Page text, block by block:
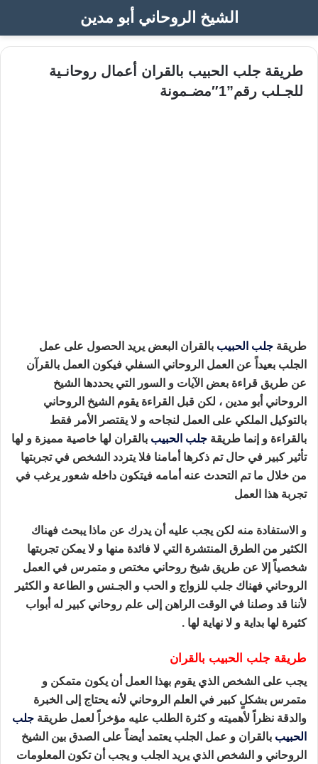
الشيخ الروحاني أبو مدين
طريقة جلب الحبيب بالقران أعمال روحانـية
للجـلب رقم”1″مضـمونة
طريقة جلب الحبيب بالقران البعض يريد الحصول على عمل
الجلب بعيداً عن العمل الروحاني السفلي فيكون العمل بالقرآن
عن طريق قراءة بعض الآيات و السور التي يحددها الشيخ
الروحاني أبو مدين ، لكن قبل القراءة يقوم الشيخ الروحاني
بالتوكيل الملكي على العمل لنجاحه و لا يقتصر الأمر فقط
بالقراءة و إنما طريقة جلب الحبيب بالقران لها خاصية مميزة و لها
تأثير كبير في حال تم ذكرها أمامنا فلا يتردد الشخص في تجربتها
من خلال ما تم التحدث عنه أمامه فيتكون داخله شعور يرغب في
تجربة هذا العمل
و الاستفادة منه لكن يجب عليه أن يدرك عن ماذا يبحث فهناك
الكثير من الطرق المنتشرة التي لا فائدة منها و لا يمكن تجربتها
شخصياً إلا عن طريق شيخ روحاني مختص و متمرس في العمل
الروحاني فهناك جلب للزواج و الحب و الجـنس و الطاعة و الكثير
لأننا قد وصلنا في الوقت الراهن إلى علم روحاني كبير له أبواب
كثيرة لها بداية و لا نهاية لها .
طريقة جلب الحبيب بالقران
يجب على الشخص الذي يقوم بهذا العمل أن يكون متمكن و
متمرس بشكلٍ كبير في العلم الروحاني لأنه يحتاج إلى الخبرة
والدقة نظراً لأهميته و كثرة الطلب عليه مؤخراً لعمل طريقة جلب
الحبيب بالقران و عمل الجلب يعتمد أيضاً على الصدق بين الشيخ
الروحاني و الشخص الذي يريد الجلب و يجب أن تكون المعلومات